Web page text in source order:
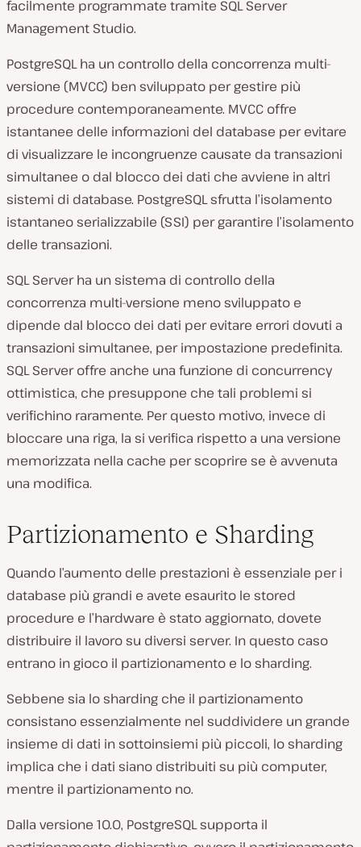
facilmente programmate tramite SQL Server
Management Studio.
PostgreSQL ha un controllo della concorrenza multi-
versione (MVCC) ben sviluppato per gestire più
procedure contemporaneamente. MVCC offre
istantanee delle informazioni del database per evitare
di visualizzare le incongruenze causate da transazioni
simultanee o dal blocco dei dati che avviene in altri
sistemi di database. PostgreSQL sfrutta l’isolamento
istantaneo serializzabile (SSI) per garantire l’isolamento
delle transazioni.
SQL Server ha un sistema di controllo della
concorrenza multi-versione meno sviluppato e
dipende dal blocco dei dati per evitare errori dovuti a
transazioni simultanee, per impostazione predefinita.
SQL Server offre anche una funzione di concurrency
ottimistica, che presuppone che tali problemi si
verifichino raramente. Per questo motivo, invece di
bloccare una riga, la si verifica rispetto a una versione
memorizzata nella cache per scoprire se è avvenuta
una modifica.
Partizionamento e Sharding
Quando l’aumento delle prestazioni è essenziale per i
database più grandi e avete esaurito le stored
procedure e l’hardware è stato aggiornato, dovete
distribuire il lavoro su diversi server. In questo caso
entrano in gioco il partizionamento e lo sharding.
Sebbene sia lo sharding che il partizionamento
consistano essenzialmente nel suddividere un grande
insieme di dati in sottoinsiemi più piccoli, lo sharding
implica che i dati siano distribuiti su più computer,
mentre il partizionamento no.
Dalla versione 10.0, PostgreSQL supporta il